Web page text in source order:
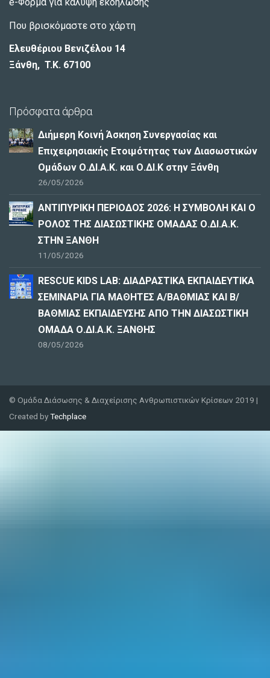
Που βρισκόμαστε στο χάρτη
Ελευθέριου Βενιζέλου 14
Ξάνθη, T.K. 67100
Πρόσφατα άρθρα
Διήμερη Κοινή Άσκηση Συνεργασίας και
Επιχειρησιακής Ετοιμότητας των Διασωστικών
Ομάδων Ο.ΔΙ.Α.Κ. και Ο.ΔΙ.Κ στην Ξάνθη
26/05/2026
ΑΝΤΙΠΥΡΙΚΗ ΠΕΡΙΟΔΟΣ 2026: Η ΣΥΜΒΟΛΗ ΚΑΙ Ο
ΡΟΛΟΣ ΤΗΣ ΔΙΑΣΩΣΤΙΚΗΣ ΟΜΑΔΑΣ Ο.ΔΙ.Α.Κ.
ΣΤΗΝ ΞΑΝΘΗ
11/05/2026
RESCUE KIDS LAB: ΔΙAΔΡΑΣΤΙΚΑ ΕΚΠΑΙΔΕΥΤΙΚΑ
ΣΕΜΙΝΑΡΙΑ ΓΙΑ ΜΑΘΗΤΕΣ Α/ΒΑΘΜΙΑΣ ΚΑΙ Β/
ΒΑΘΜΙΑΣ ΕΚΠΑΙΔΕΥΣΗΣ ΑΠΟ ΤΗΝ ΔΙΑΣΩΣΤΙΚΗ
ΟΜΑΔΑ Ο.ΔΙ.Α.Κ. ΞΑΝΘΗΣ
08/05/2026
© Ομάδα Διάσωσης & Διαχείρισης Ανθρωπιστικών Κρίσεων 2019 |
Created byTechplace